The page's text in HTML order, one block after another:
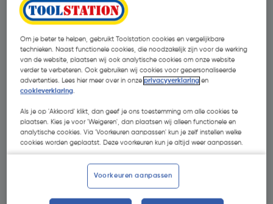
- 10 %
Om je beter te helpen, gebruikt Toolstation cookies en vergelijkbare
technieken. Naast functionele cookies, die noodzakelijk zijn voor de werking
van de website, plaatsen wij ook analytische cookies om onze website
verder te verbeteren. Ook gebruiken wij cookies voor gepersonaliseerde
advertenties. Lees hier meer over in onzeprivacyverklaring en
cookieverklaring.
Als je op 'Akkoord' klikt, dan geef je ons toestemming om alle cookies te
plaatsen. Kies je voor 'Weigeren', dan plaatsen wij alleen functionele en
analytische cookies. Via 'Voorkeuren aanpassen' kun je zelf instellen welke
cookies worden geplaatst. Deze voorkeuren kun je altijd weer aanpassen.
Voorkeuren aanpassen